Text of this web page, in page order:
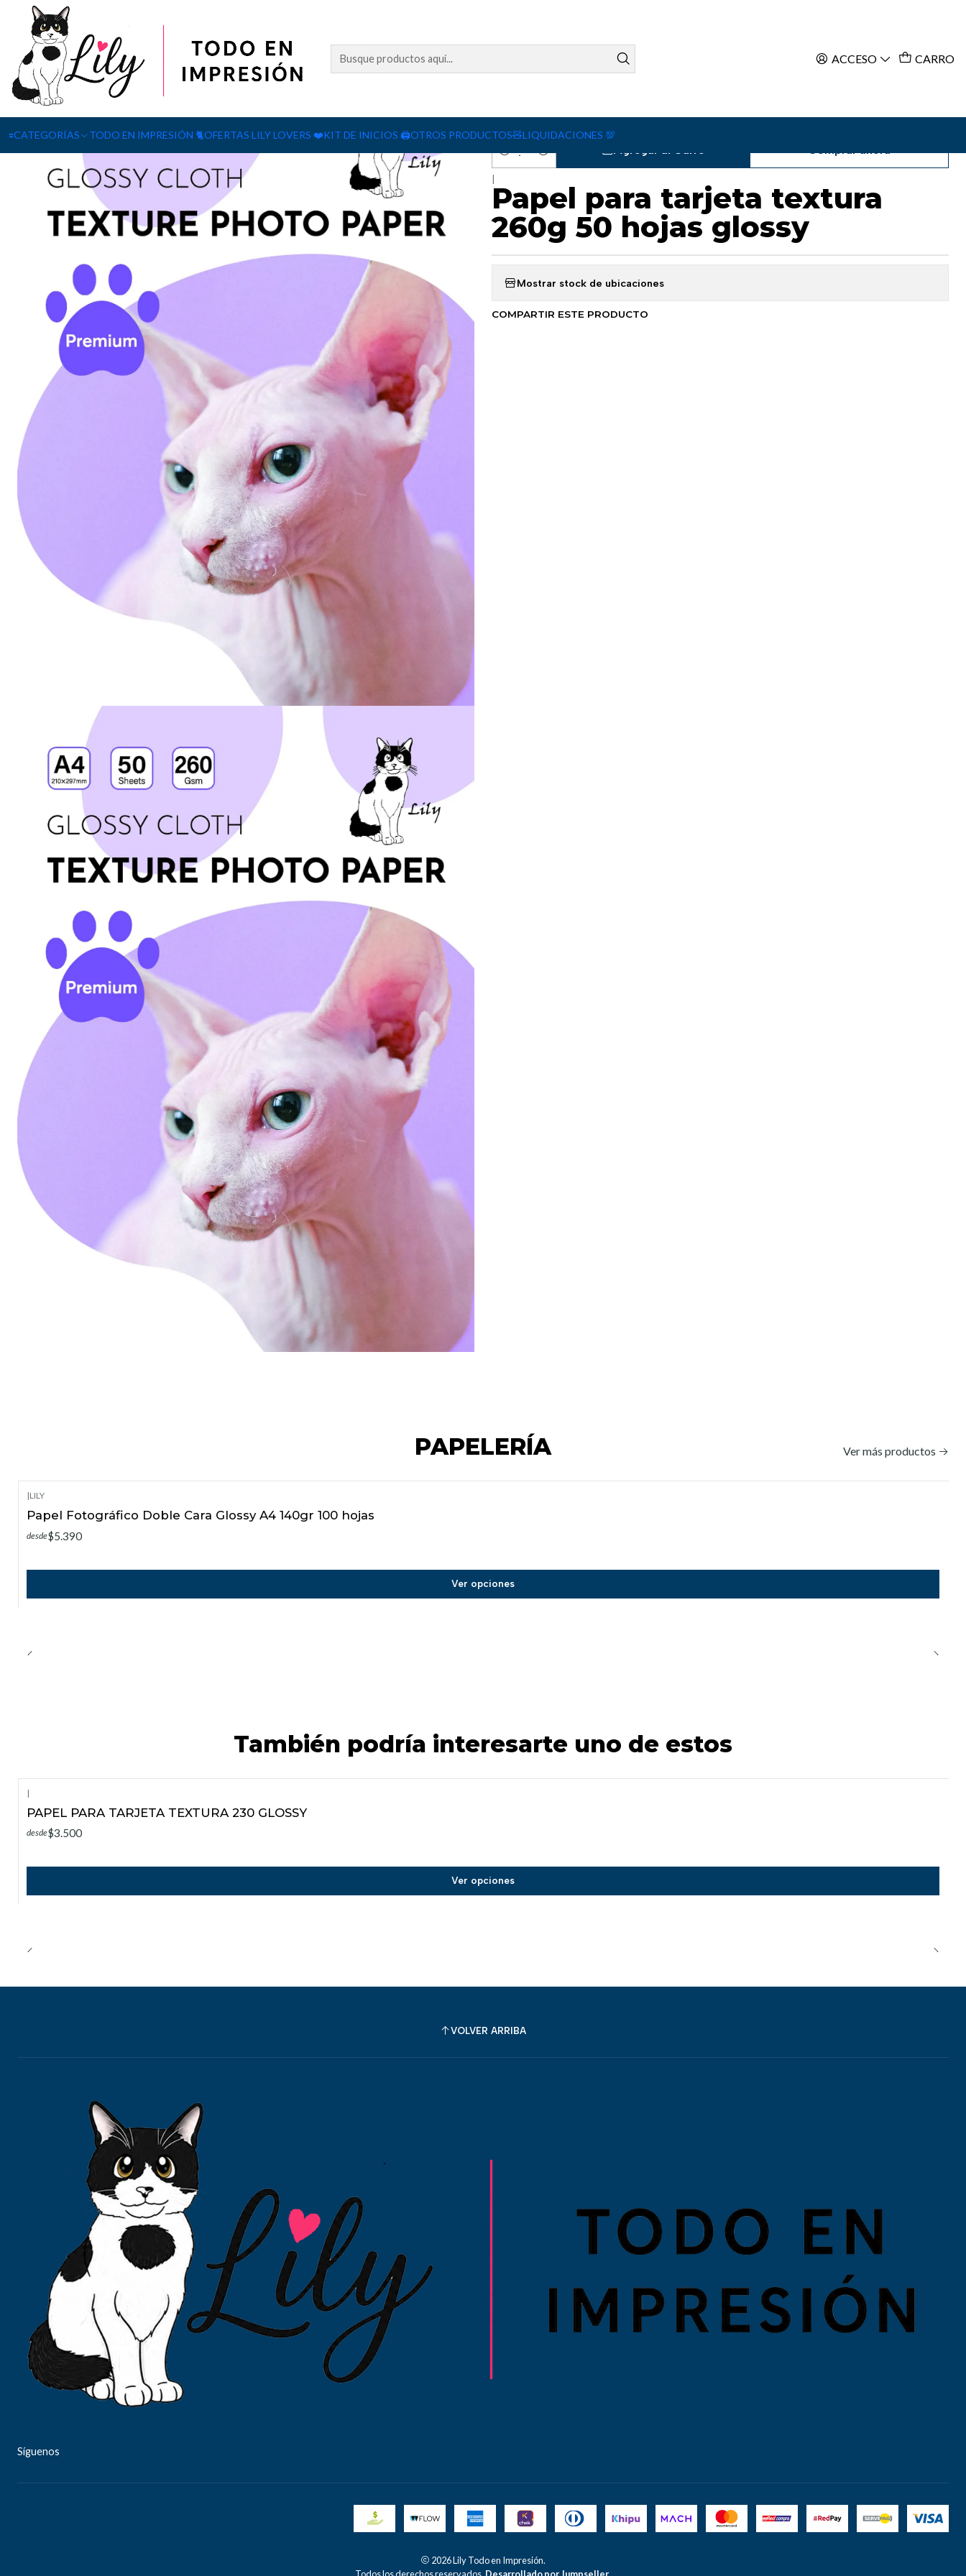
ACCESO CARRO
🟰CATEGORÍAS TODO EN IMPRESIÓN 🐈OFERTAS LILY LOVERS ❤️KIT DE INICIOS 🖨️OTROS PRODUCTOS🧸LIQUIDACIONES 💯
Inicio PAPELERÍA
Cantidad
Agregar al Carro Comprar ahora
Papel para tarjeta textura
260g 50 hojas glossy
Mostrar stock de ubicaciones
COMPARTIR ESTE PRODUCTO
PAPELERÍA Ver más productos
|LILY
Papel Fotográfico Doble Cara Glossy A4 140gr 100 hojas
desde$5.390
Ver opciones
También podría interesarte uno de estos
|
PAPEL PARA TARJETA TEXTURA 230 GLOSSY
desde$3.500
Ver opciones
VOLVER ARRIBA
Síguenos
2026 Lily Todo en Impresión.
Todos los derechos reservados. Desarrollado por Jumpseller.